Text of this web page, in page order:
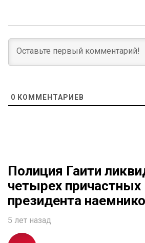
0 КОММЕНТАРИЕВ
Полиция Гаити
четырех причастных
президента
5 лет назад